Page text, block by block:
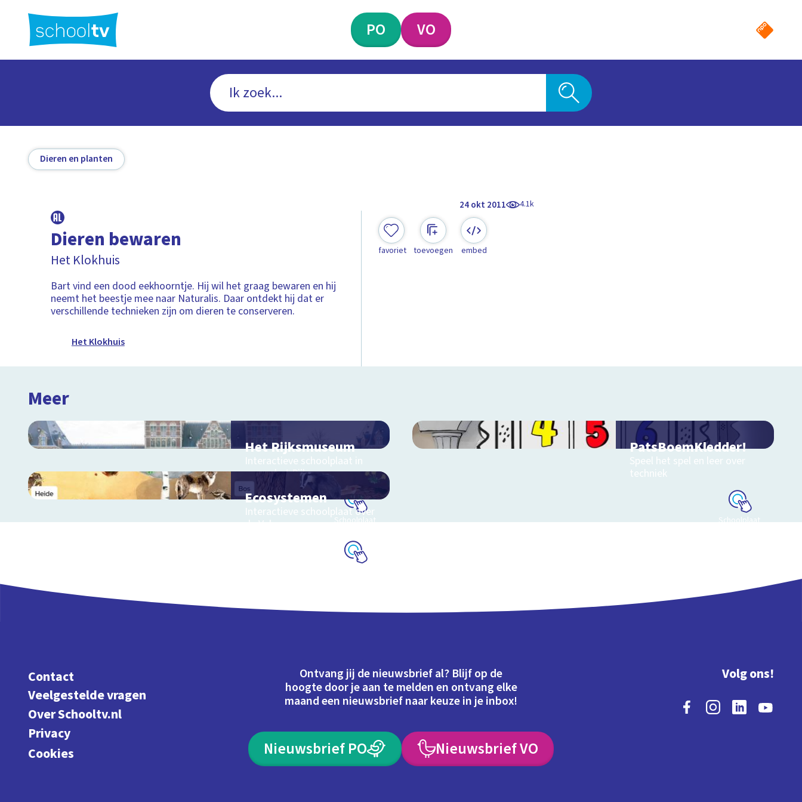
hoofdinhoud
PO VO
Dieren en planten
24 okt 2011 4.1k
Dieren bewaren
Het Klokhuis
Bart vind een dood eekhoorntje. Hij wil het graag bewaren en hij
neemt het beestje mee naar Naturalis. Daar ontdekt hij dat er
verschillende technieken zijn om dieren te conserveren.
Het Klokhuis
favoriet toevoegen embed
Meer
Het Rijksmuseum
Interactieve schoolplaat in
en om het Rijksmuseum
Schoolplaat
PatsBoemKledder!
Speel het spel en leer over
techniek
Schoolplaat
Ecosystemen
Interactieve schoolplaat over
de Veluwe
Contact
Veelgestelde vragen
Over Schooltv.nl
Privacy
Cookies
Ontvang jij de nieuwsbrief al? Blijf op de
hoogte door je aan te melden en ontvang elke
maand een nieuwsbrief naar keuze in je inbox!
Nieuwsbrief PO Nieuwsbrief VO
Volg ons!